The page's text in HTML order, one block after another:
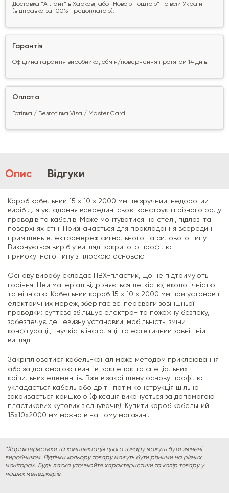
Доставка "Атлант" в Харкові, або "Новою поштою" по всій Україні
(відправка за 100% предоплатою).
Гарантія
Офіційна гарантія виробника, обмін/повернення протягом 14 днів.
Оплата
Готівка / Безготівка Visa / Master Card
Опис Відгуки
Короб кабельний 15 х 10 х 2000 мм це зручний, недорогий
виріб для укладання всередині своєї конструкції різного роду
проводів та кабелів. Може монтуватися на стелі, підлозі та
поверхнях стін. Призначається для прокладання всередині
приміщень електромереж сигнального та силового типу.
Виконується виріб у вигляді закритого профілю
прямокутного типу з плоскою основою.
Основу виробу складає ПВХ-пластик, що не підтримують
горіння. Цей матеріал відрізняється легкістю, екологічністю
та міцністю. Кабельний короб 15 х 10 х 2000 мм при установці
електричних мереж, зберігає всі переваги зовнішньої
проводки: суттєво збільшує електро- та пожежну безпеку,
забезпечує дешевизну установки, мобільність, зміни
конфігурації, гнучкість інсталяції та естетичний зовнішній
вигляд.
Закріплюватися кабель-канал може методом приклеювання
або за допомогою гвинтів, заклепок та спеціальних
кріпильних елементів. Вже в закріплену основу профілю
укладається кабель або дріт і потім конструкція щільно
закривається кришкою (фіксація виконується за допомогою
пластикових кутових з'єднувачів). Купити короб кабельний
15х10х2000 мм можна в нашому магазині.
*Характеристики та комплектація цього товару можуть бути змінені
виробником. Відтінки кольору товару можуть бути різними на різних
моніторах. Будь ласка уточнюйте характеристики та колір товару у
наших менеджерів.